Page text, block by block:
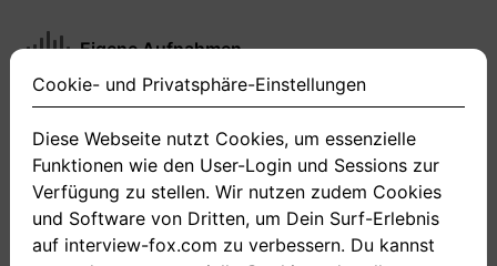
Eigene Aufnahmen
Du hast zu dieser Frage noch keine Antworten
+ Neue Antwort aufnehmen
Cookie- und Privatsphäre-Einstellungen
Diese Webseite nutzt Cookies, um essenzielle
Funktionen wie den User-Login und Sessions zur
Verfügung zu stellen. Wir nutzen zudem Cookies
und Software von Dritten, um Dein Surf-Erlebnis
auf interview-fox.com zu verbessern. Du kannst